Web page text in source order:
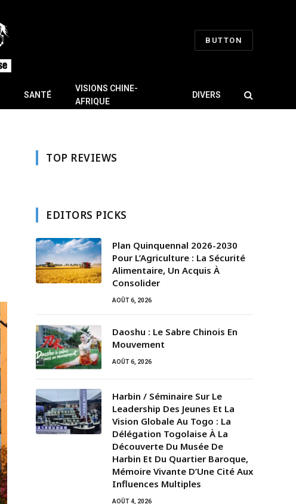
BUTTON
SANTÉ
VISIONS CHINE-
AFRIQUE
DIVERS
TOP REVIEWS
EDITORS PICKS
Plan Quinquennal 2026-2030
Pour L’Agriculture : La Sécurité
Alimentaire, Un Acquis À
Consolider
AOÛT 6, 2026
Daoshu : Le Sabre Chinois En
Mouvement
AOÛT 6, 2026
Harbin / Séminaire Sur Le
Leadership Des Jeunes Et La
Vision Globale Au Togo : La
Délégation Togolaise À La
Découverte Du Musée De
Harbin Et Du Quartier Baroque,
Mémoire Vivante D’Une Cité Aux
Influences Multiples
AOÛT 4, 2026